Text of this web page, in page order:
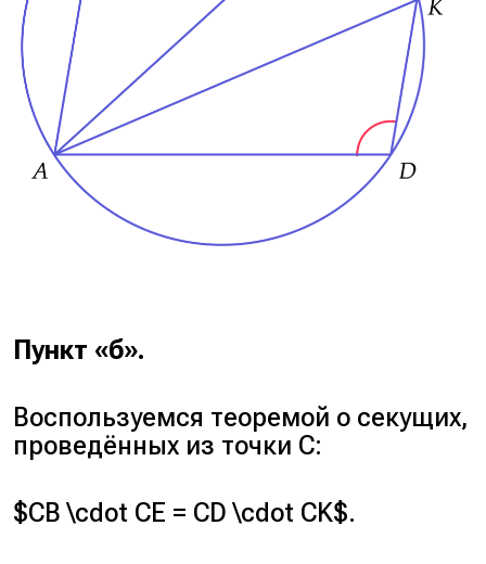
Пункт «б».
Воспользуемся теоремой о секущих,
проведённых из точки C:
$CB \cdot CE = CD \cdot CK$.